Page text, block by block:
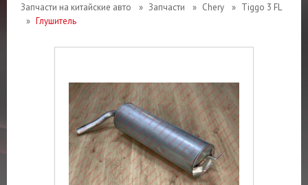
Запчасти на китайские авто » Запчасти » Chery » Tiggo 3 FL
» Глушитель